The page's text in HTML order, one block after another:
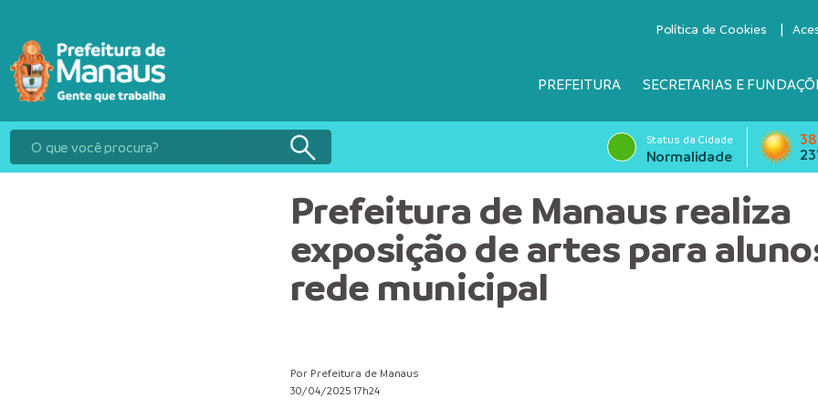
Política de Cookies
PREFEITURA SECRETARIAS E
Status da Cidade
Normalidade
Prefeitura de Manaus realiza
exposição de artes para
rede municipal
Por Prefeitura de Manaus
30/04/2025 17h24